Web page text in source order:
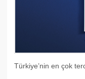
Türkiye’nin en çok